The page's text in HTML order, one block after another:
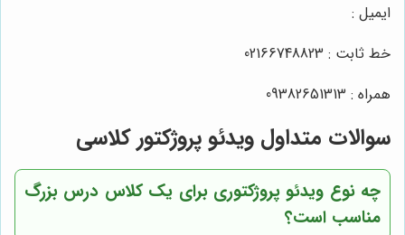
ایمیل :
خط ثابت : 02166748823
همراه : 09382651313
سوالات متداول ویدئو پروژکتور کلاسی
چه نوع ویدئو پروژکتوری برای یک کلاس درس بزرگ
مناسب است؟